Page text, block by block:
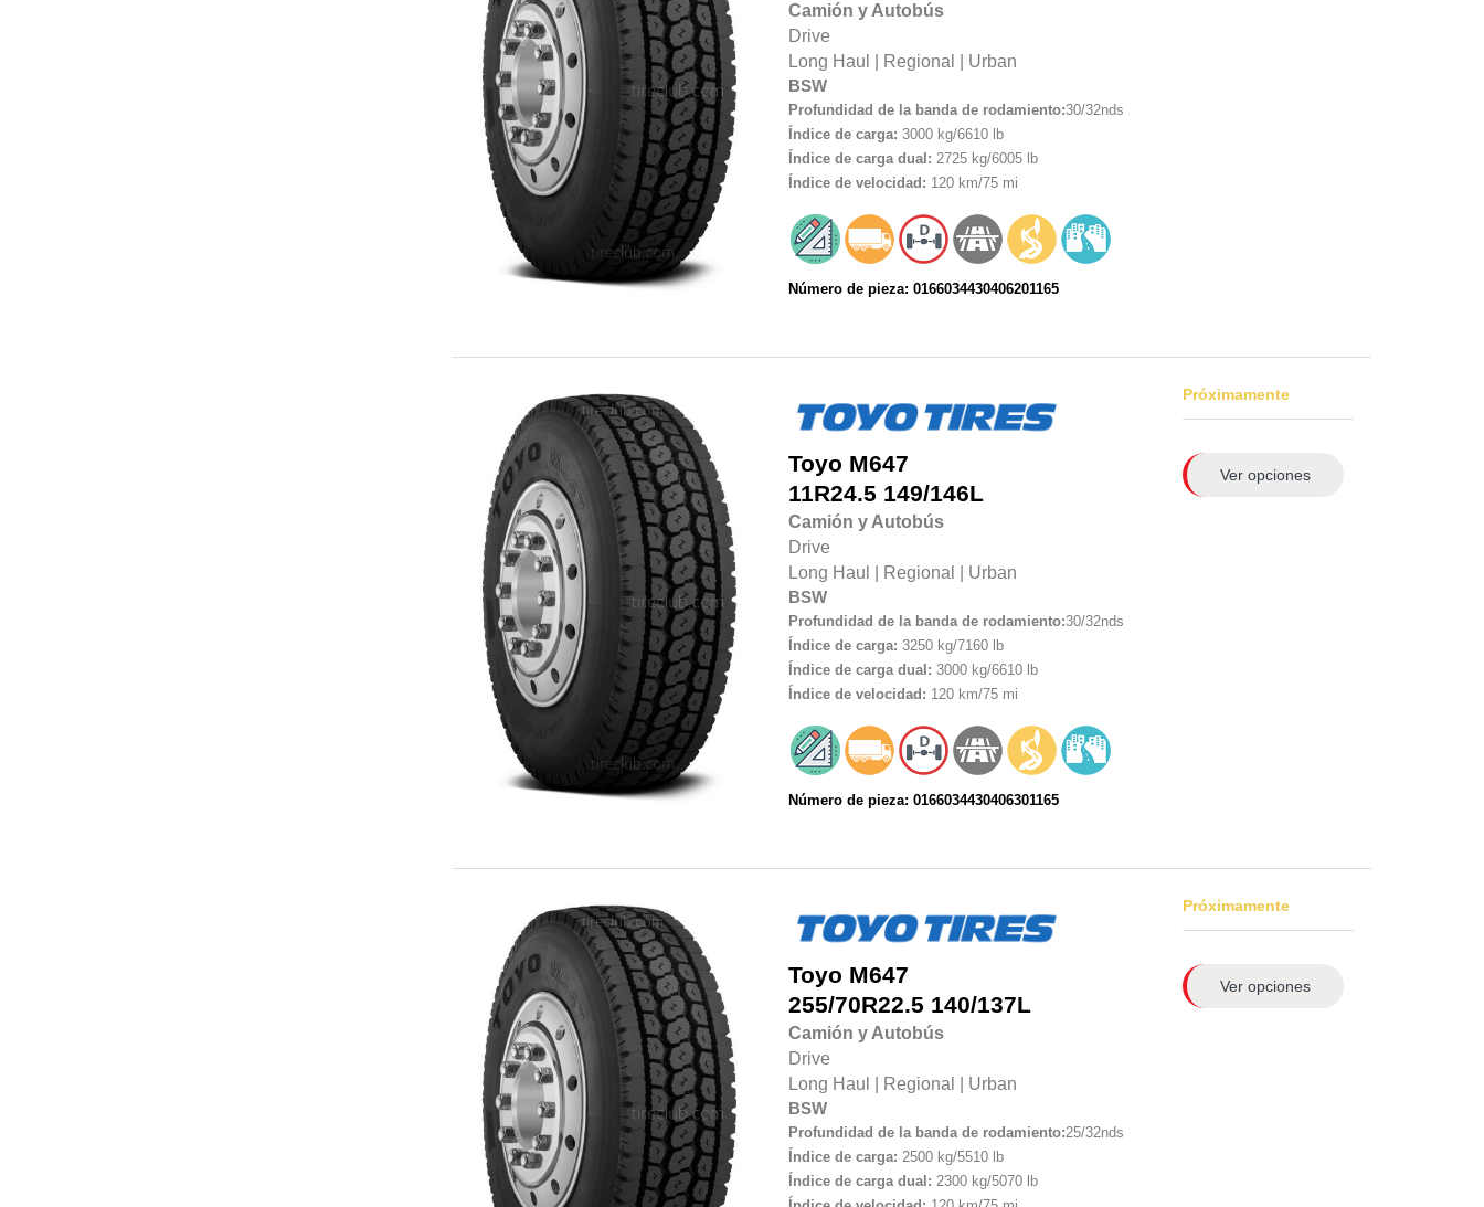
Camión y Autobús
Drive
Long Haul
Regional
Urban
BSW
Profundidad de la banda de rodamiento:30/32nds
Índice de carga: 3000 kg/6610 lb
Índice de carga dual: 2725 kg/6005 lb
Índice de velocidad: 120 km/75 mi
Número de pieza: 0166034430406201165
Toyo M647
11R24.5 149/146L
Camión y Autobús
Drive
Long Haul
Regional
Urban
BSW
Profundidad de la banda de rodamiento:30/32nds
Índice de carga: 3250 kg/7160 lb
Índice de carga dual: 3000 kg/6610 lb
Índice de velocidad: 120 km/75 mi
Número de pieza: 0166034430406301165
Próximamente
Ver opciones
Toyo M647
255/70R22.5 140/137L
Camión y Autobús
Drive
Long Haul
Regional
Urban
BSW
Profundidad de la banda de rodamiento:25/32nds
Índice de carga: 2500 kg/5510 lb
Índice de carga dual: 2300 kg/5070 lb
Próximamente
Ver opciones